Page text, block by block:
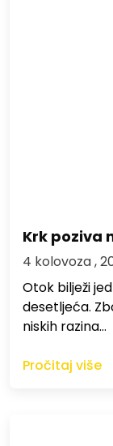
Krk poziva
4 kolovoza ,
Otok bilježi
desetljeća.
niskih razina…
Pročitaj više